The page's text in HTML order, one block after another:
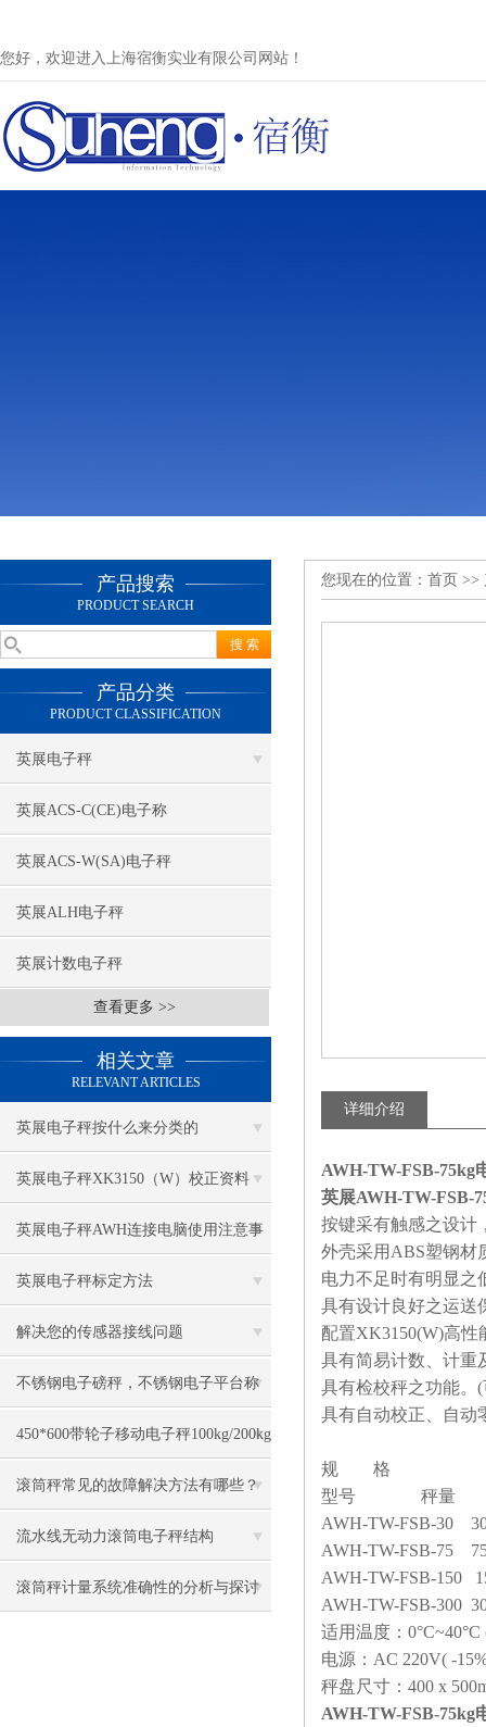
您好，欢迎进入上海宿衡实业有限公司网站！
产品搜索
PRODUCT SEARCH
产品分类
PRODUCT CLASSIFICATION
英展电子秤
英展ACS-C(CE)电子称
英展ACS-W(SA)电子秤
英展ALH电子秤
英展计数电子秤
查看更多 >>
相关文章
RELEVANT ARTICLES
英展电子秤按什么来分类的
英展电子秤XK3150（W）校正资料
英展电子秤AWH连接电脑使用注意事
项
英展电子秤标定方法
解决您的传感器接线问题
不锈钢电子磅秤，不锈钢电子平台称
450*600带轮子移动电子秤100kg/200kg
资料
滚筒秤常见的故障解决方法有哪些？
流水线无动力滚筒电子秤结构
滚筒秤计量系统准确性的分析与探讨​
您现在的位置： 首页 >>
详细介绍
AWH-TW-FSB-75kg
英展AWH-TW-FSB-
按键采有触感之设计
外壳采用ABS塑钢材
电力不足时有明显之
具有设计良好之运送
配置XK3150(W)高
具有简易计数、计重
具有检校秤之功能。
具有自动校正、自动
规 格
型号 秤量
AWH-TW-FSB-30
AWH-TW-FSB-75
AWH-TW-FSB-
AWH-TW-FSB-
适用温度：
电源：AC 220V( -
秤盘尺寸：400 x
AWH-TW-FSB-75kg